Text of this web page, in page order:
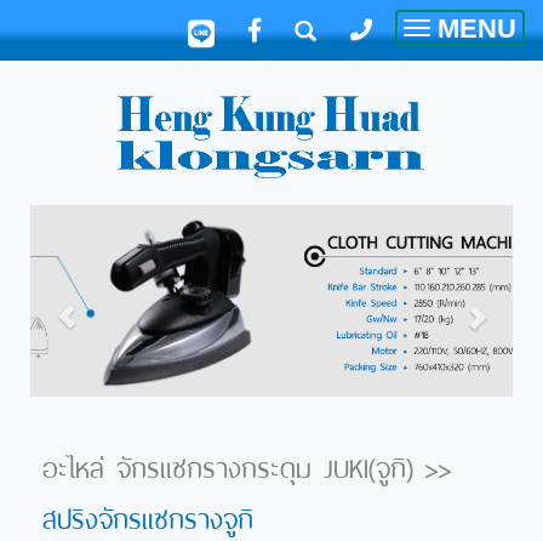
Toggle
MENU
อะไหล่ จักรแซกรางกระดุม JUKI(จูกิ)>>
สปริงจักรแซกรางจูกิ